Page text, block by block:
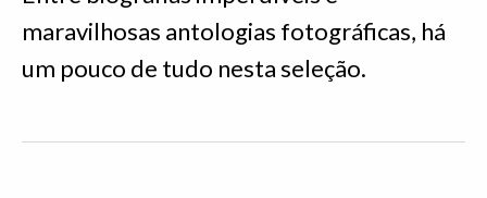
maravilhosas antologias fotográficas, há
um pouco de tudo nesta seleção.